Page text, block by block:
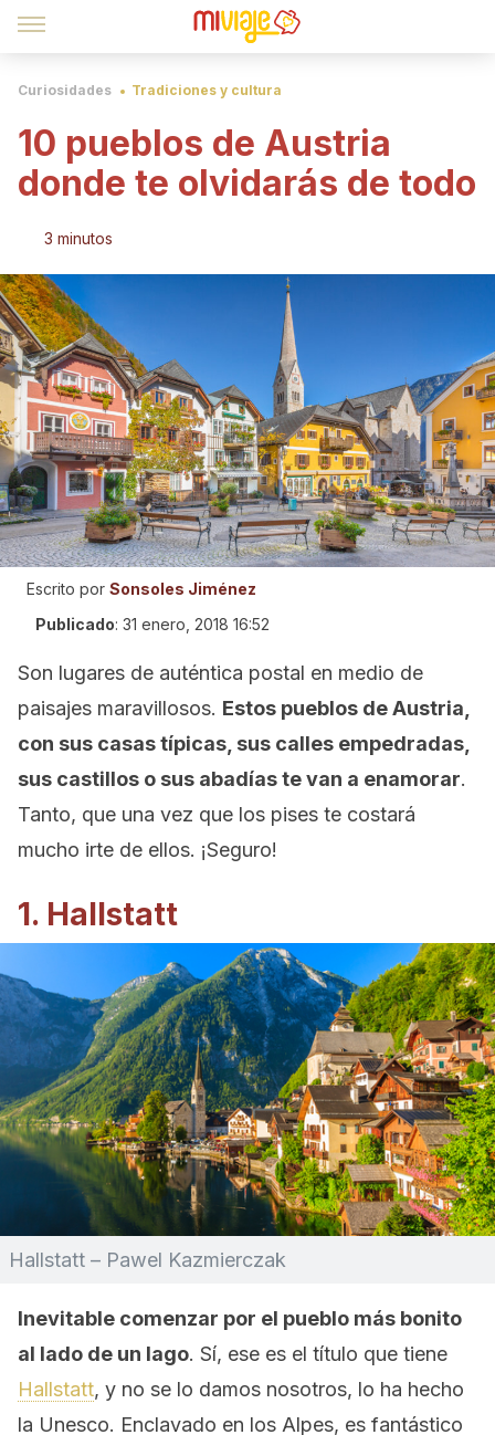
Curiosidades Tradiciones y cultura
10 pueblos de Austria
donde te olvidarás de todo
3 minutos
Escrito por Sonsoles Jiménez
Publicado: 31 enero, 2018 16:52
Son lugares de auténtica postal en medio de
paisajes maravillosos. Estos pueblos de Austria,
con sus casas típicas, sus calles empedradas,
sus castillos o sus abadías te van a enamorar.
Tanto, que una vez que los pises te costará
mucho irte de ellos. ¡Seguro!
1. Hallstatt
Hallstatt – Pawel Kazmierczak
Inevitable comenzar por el pueblo más bonito
al lado de un lago. Sí, ese es el título que tiene
Hallstatt, y no se lo damos nosotros, lo ha hecho
la Unesco. Enclavado en los Alpes, es fantástico